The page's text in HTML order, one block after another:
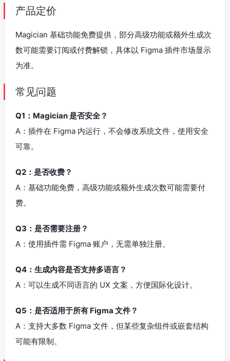
产品定价
Magician 基础功能免费提供，部分高级功能或额外生成次
数可能需要订阅或付费解锁，具体以 Figma 插件市场显示
为准。
常见问题
Q1：Magician 是否安全？
A：插件在 Figma 内运行，不会修改系统文件，使用安全
可靠。
Q2：是否收费？
A：基础功能免费，高级功能或额外生成次数可能需要付
费。
Q3：是否需要注册？
A：使用插件需 Figma 账户，无需单独注册。
Q4：生成内容是否支持多语言？
A：可以生成不同语言的 UX 文案，方便国际化设计。
Q5：是否适用于所有 Figma 文件？
A：支持大多数 Figma 文件，但某些复杂组件或嵌套结构
可能有限制。